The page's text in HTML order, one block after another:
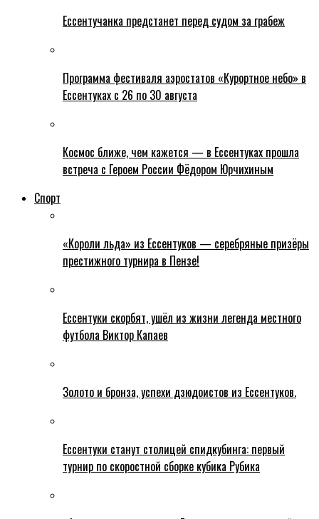
Ессентучанка предстанет перед судом за грабеж
Программа фестиваля аэростатов «Курортное небо» в
Ессентуках с 26 по 30 августа
Космос ближе, чем кажется — в Ессентуках прошла
встреча с Героем России Фёдором Юрчихиным
Спорт
«Короли льда» из Ессентуков — серебряные призёры
престижного турнира в Пензе!
Ессентуки скорбят, ушёл из жизни легенда местного
футбола Виктор Капаев
Золото и бронза, успехи дзюдоистов из Ессентуков.
Ессентуки станут столицей спидкубинга: первый
турнир по скоростной сборке кубика Рубика